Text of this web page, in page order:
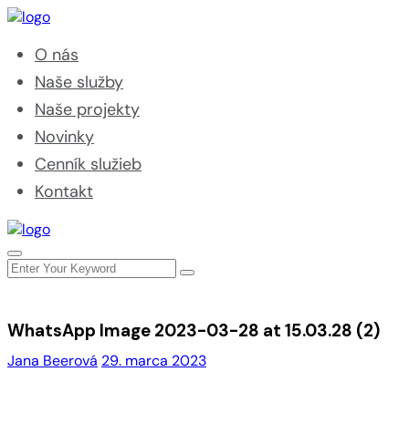
O nás
Naše služby
Naše projekty
Novinky
Cenník služieb
Kontakt
Jana Beerová 29. marca 2023
WhatsApp Image 2023-03-28 at 15.03.28 (2)